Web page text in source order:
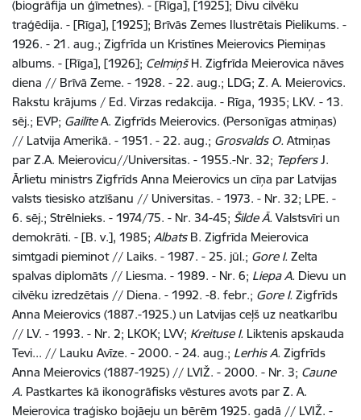
(biogrāfija un ģīmetnes). - [Rīga], [1925]; Divu cilvēku
traģēdija. - [Rīga], [1925]; Brīvās Zemes Ilustrētais Pielikums. -
1926. - 21. aug.; Zigfrīda un Kristīnes Meierovics Piemiņas
albums. - [Rīga], [1926]; CelmiņšH. Zigfrīda Meierovica nāves
diena // Brīvā Zeme. - 1928. - 22. aug.; LDG; Z. A. Meierovics.
Rakstu krājums / Ed. Virzas redakcija. - Rīga, 1935; LKV. - 13.
sēj.; EVP; GailīteA. Zigfrīds Meierovics. (Personīgas atmiņas)
// Latvija Amerikā. - 1951. - 22. aug.; Grosvalds O. Atmiņas
par Z.A. Meierovicu//Universitas. - 1955.-Nr. 32; TepfersJ.
Ārlietu ministrs Zigfrīds Anna Meierovics un cīņa par Latvijas
valsts tiesisko atzīšanu // Universitas. - 1973. - Nr. 32; LPE. -
6. sēj.; Strēlnieks. - 1974/75. - Nr. 34-45; Šilde Ā. Valstsvīri un
demokrāti. - [B. v.], 1985; AlbatsB. Zigfrīda Meierovica
simtgadi pieminot // Laiks. - 1987. - 25. jūl.; Gore I. Zelta
spalvas diplomāts // Liesma. - 1989. - Nr. 6; Liepa A. Dievu un
cilvēku izredzētais // Diena. - 1992. -8. febr.; Gore I. Zigfrīds
Anna Meierovics (1887.-1925.) un Latvijas ceļš uz neatkarību
// LV. - 1993. - Nr. 2; LKOK; LVV; Kreituse I. Liktenis apskauda
Tevi... // Lauku Avīze. - 2000. - 24. aug.; Lerhis A. Zigfrīds
Anna Meierovics (1887-1925) // LVIŽ. - 2000. - Nr. 3; Caune
A. Pastkartes kā ikonogrāfisks vēstures avots par Z. A.
Meierovica traģisko bojāeju un bērēm 1925. gadā // LVIŽ. -